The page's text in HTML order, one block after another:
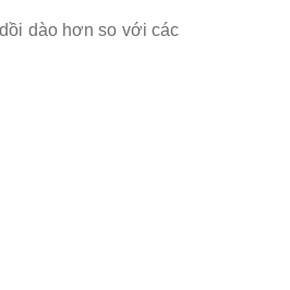
dào hơn so với các